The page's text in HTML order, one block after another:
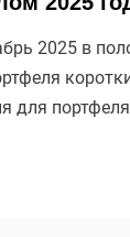
2025 в
для